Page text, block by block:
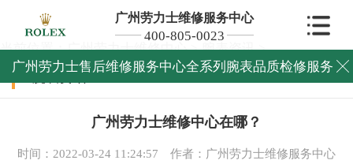
广州劳力士维修服务中心
400-805-0023
广州劳力士售后维修服务中心全系列腕表品质检修服务 
当前位置：广州劳力士维修中心>腕表资讯>
腕表资讯
广州劳力士维修中心在哪？
时间：2022-03-24 11:24:57 作者：广州劳力士维修服务中心